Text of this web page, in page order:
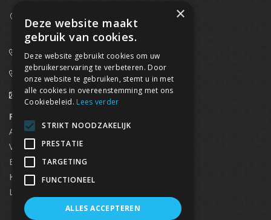
Westpoort 37B,
2070 Zwijndrecht
0800/61 667 (24/7 bereikbaar)
03/369.60.29
info@waterdicht-vochtbestrijding.be
Regionaal contact
Antwerpen
03/369.60.29
Vlaams Brabant & Brussel
Brugge
Kortrijk
Limburg
×
Deze website maakt
gebruik van cookies.
Deze website gebruikt cookies om uw
gebruikerservaring te verbeteren. Door
onze website te gebruiken, stemt u in met
alle cookies in overeenstemming met ons
Cookiebeleid. Lees verder
STRIKT NOODZAKELIJK
PRESTATIE
TARGETING
FUNCTIONEEL
ALLES ACCEPTEREN